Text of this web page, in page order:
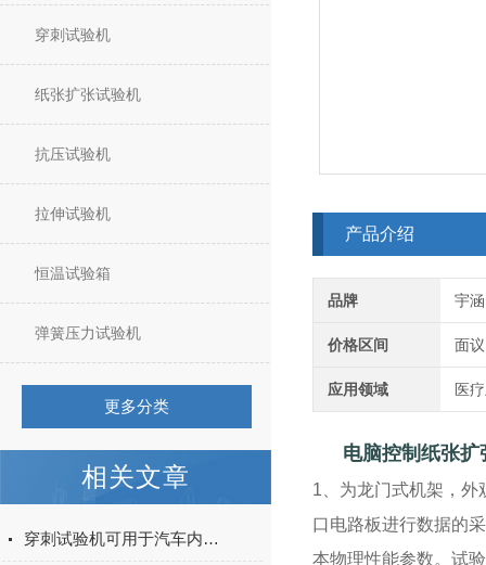
穿刺试验机
纸张扩张试验机
抗压试验机
拉伸试验机
恒温试验箱
弹簧压力试验机
更多分类
相关文章
穿刺试验机可用于汽车内饰表皮、防撞缓冲材料得性能测试
产品介绍
品牌 宇涵
价格区间 面议
应用领域 医
电脑控制纸张
1、为龙门式机架，
口电路板进行数据的
本物理性能参数。试